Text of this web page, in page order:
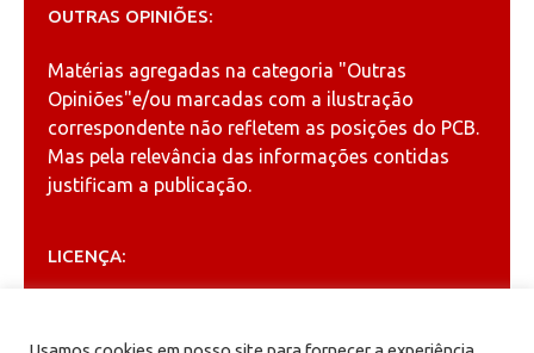
OUTRAS OPINIÕES:
Matérias agregadas na categoria "Outras
Opiniões"e/ou marcadas com a ilustração
correspondente não refletem as posições do PCB.
Mas pela relevância das informações contidas
justificam a publicação.
LICENÇA:
Creative Commons